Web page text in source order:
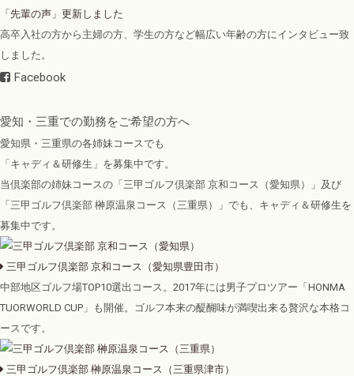
「先輩の声」更新しました
高卒入社の方から主婦の方、学生の方など幅広い年齢の方にインタビュー致
しました。
Facebook
愛知・三重での勤務をご希望の方へ
愛知県・三重県の各姉妹コースでも
「キャディ＆研修生」を募集中です。
当倶楽部の姉妹コースの「三甲ゴルフ倶楽部 京和コース（愛知県）」及び
「三甲ゴルフ倶楽部 榊原温泉コース（三重県）」でも、キャディ＆研修生を
募集中です。
三甲ゴルフ倶楽部 京和コース （愛知県豊田市）
中部地区ゴルフ場TOP10選出コース。2017年には男子プロツアー「HONMA
TUORWORLD CUP」も開催。ゴルフ本来の醍醐味が満喫出来る贅沢な本格コ
ースです。
三甲ゴルフ倶楽部 榊原温泉コース （三重県津市）